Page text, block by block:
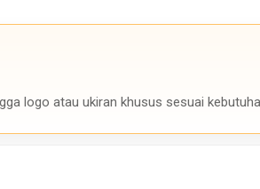
logo atau ukiran khusus sesuai